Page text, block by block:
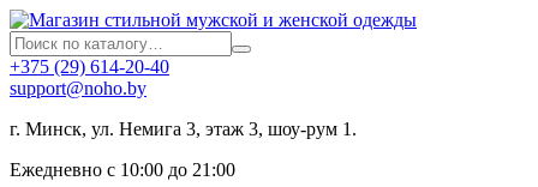
+375 (29) 614-20-40
support@noho.by
г. Минск, ул. Немига 3, этаж 3, шоу-рум 1.
Ежедневно с 10:00 до 21:00